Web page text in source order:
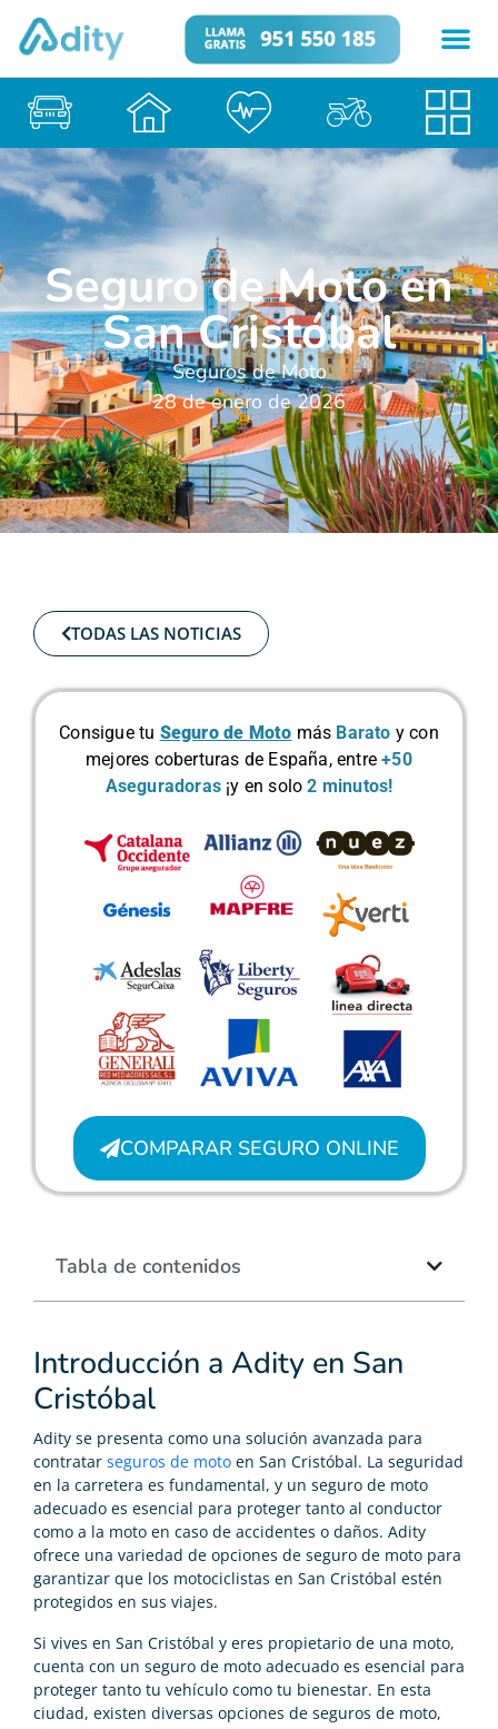
Seguro de Moto en
San Cristóbal
Seguros de Moto
28 de enero de 2026
Introducción a Adity en San
Cristóbal
Adity se presenta como una solución avanzada para
contratar seguros de moto en San Cristóbal. La seguridad
en la carretera es fundamental, y un seguro de moto
adecuado es esencial para proteger tanto al conductor
como a la moto en caso de accidentes o daños. Adity
ofrece una variedad de opciones de seguro de moto para
garantizar que los motociclistas en San Cristóbal estén
protegidos en sus viajes.
Si vives en San Cristóbal y eres propietario de una moto,
cuenta con un seguro de moto adecuado es esencial para
proteger tanto tu vehículo como tu bienestar. En esta
ciudad, existen diversas opciones de seguros de moto,
TODAS LAS NOTICIAS
Consigue tu Seguro de Moto más Barato y con
mejores coberturas de España, entre+50
Aseguradoras ¡y en solo2 minutos!
COMPARAR SEGURO ONLINE
Tabla de contenidos